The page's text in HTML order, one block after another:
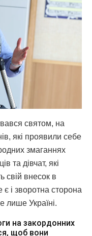
святом, на
які проявили себе
змаганнях
та дівчат, які
свій внесок в
є і зворотна сторона
лише Україні.
на закордонних
щоб вони